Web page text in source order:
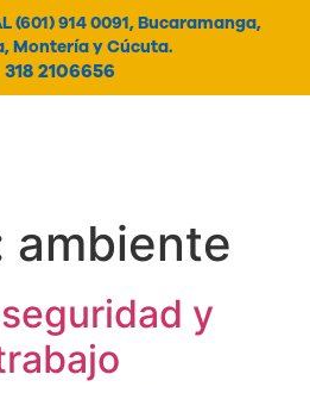
(601) 914 0091, Bucaramanga,
Montería y Cúcuta.
318 2106656
ambiente
y